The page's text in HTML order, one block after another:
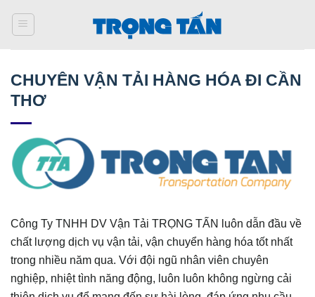
qua
CHUYÊN VẬN TẢI HÀNG HÓA ĐI CẦN
THƠ
Công Ty TNHH DV Vận Tải TRỌNG TẤN luôn dẫn đầu về
chất lượng dịch vụ vận tải, vận chuyển hàng hóa tốt nhất
trong nhiều năm qua. Với đội ngũ nhân viên chuyên
nghiệp, nhiệt tình năng động, luôn luôn không ngừng cải